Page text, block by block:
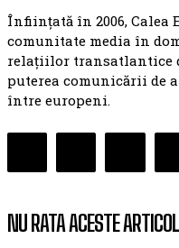
Înființată în 2006, Calea
comunitate media în
relațiilor transatlantice
puterea comunicării de
între europeni.
NU RATA ACESTE